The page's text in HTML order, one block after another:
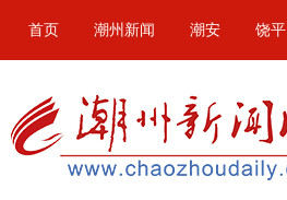
首页 潮州新闻 潮安 饶平